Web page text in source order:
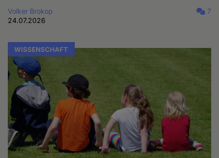
Volker Brokop
24.07.2026
7
WISSENSCHAFT